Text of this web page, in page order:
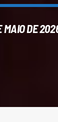
MAIO DE